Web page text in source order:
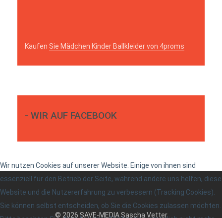
Kaufen Sie Mädchen Kinder Ballkleider von 4proms
- WIR AUF FACEBOOK
© 2026 SAVE-MEDIA Sascha Vetter
Wir nutzen Cookies auf unserer Website. Einige von ihnen sind
essenziell für den Betrieb der Seite, während andere uns helfen, diese
Website und die Nutzererfahrung zu verbessern (Tracking Cookies).
Sie können selbst entscheiden, ob Sie die Cookies zulassen möchten.